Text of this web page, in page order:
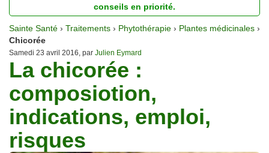
Homéopathie
Nutrition
Pathologie
Psychologie
Recherches
Traitements
conseils en priorité.
Sainte Santé › Traitements › Phytothérapie › Plantes médicinales ›
Chicorée
Samedi 23 avril 2016, par Julien Eymard
La chicorée :
composiotion,
indications, emploi,
risques